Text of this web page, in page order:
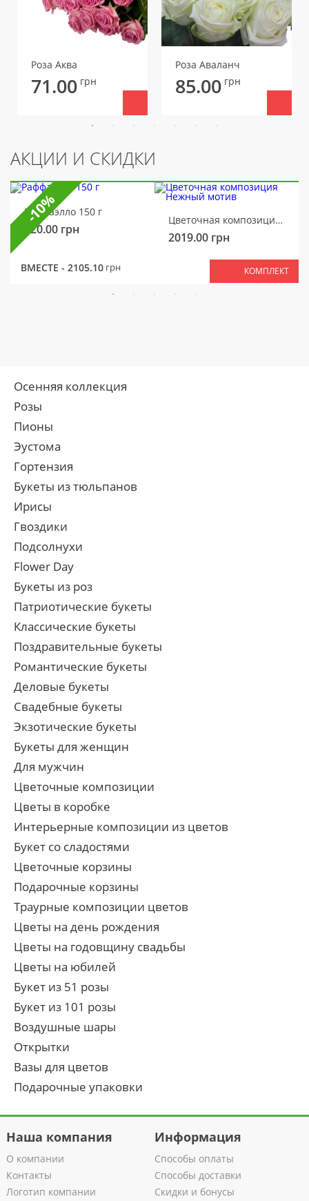
Роза Аква
71.00 грн
Роза Аваланч
85.00 грн
АКЦИИ И СКИДКИ
Раффаэлло 150 г
320.00 грн
Цветочная композиция Нежный мотив
2019.00 грн
ВМЕСТЕ - 2105.10 грн КОМПЛЕКТ
-10%
Осенняя коллекция
Розы
Пионы
Эустома
Гортензия
Букеты из тюльпанов
Ирисы
Гвоздики
Подсолнухи
Flower Day
Букеты из роз
Патриотические букеты
Классические букеты
Поздравительные букеты
Романтические букеты
Деловые букеты
Свадебные букеты
Экзотические букеты
Букеты для женщин
Для мужчин
Цветочные композиции
Цветы в коробке
Интерьерные композиции из цветов
Букет со сладостями
Цветочные корзины
Подарочные корзины
Траурные композиции цветов
Цветы на день рождения
Цветы на годовщину свадьбы
Цветы на юбилей
Букет из 51 розы
Букет из 101 розы
Воздушные шары
Открытки
Вазы для цветов
Подарочные упаковки
Наша компания
О компании
Контакты
Логотип компании
Информация
Способы оплаты
Способы доставки
Скидки и бонусы